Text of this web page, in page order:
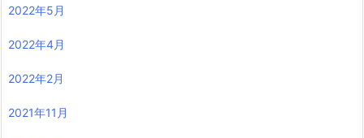
2022年5月
2022年4月
2022年2月
2021年11月